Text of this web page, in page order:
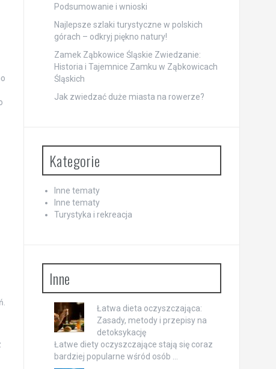
Podsumowanie i wnioski
Najlepsze szlaki turystyczne w polskich
górach – odkryj piękno natury!
Zamek Ząbkowice Śląskie Zwiedzanie:
Historia i Tajemnice Zamku w Ząbkowicach
Śląskich
Jak zwiedzać duże miasta na rowerze?
Kategorie
Inne tematy
Inne tematy
Turystyka i rekreacja
Inne
Łatwa dieta oczyszczająca:
Zasady, metody i przepisy na
detoksykację
Łatwe diety oczyszczające stają się coraz
bardziej popularne wśród osób …